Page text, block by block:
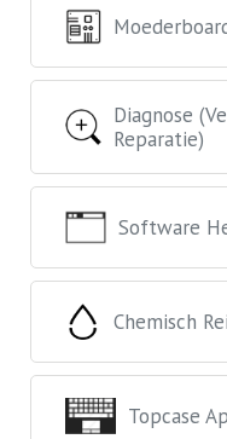
Diagnose
Reparatie)
Software
Chemisch
Topcase